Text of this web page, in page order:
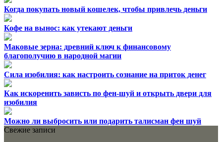
Когда покупать новый кошелек, чтобы привлечь деньги
Кофе на вынос: как утекают деньги
Маковые зерна: древний ключ к финансовому
благополучию в народной магии
Сила изобилия: как настроить сознание на приток денег
Как искоренить зависть по фен-шуй и открыть двери для
изобилия
Можно ли выбросить или подарить талисман фен шуй
Свежие записи